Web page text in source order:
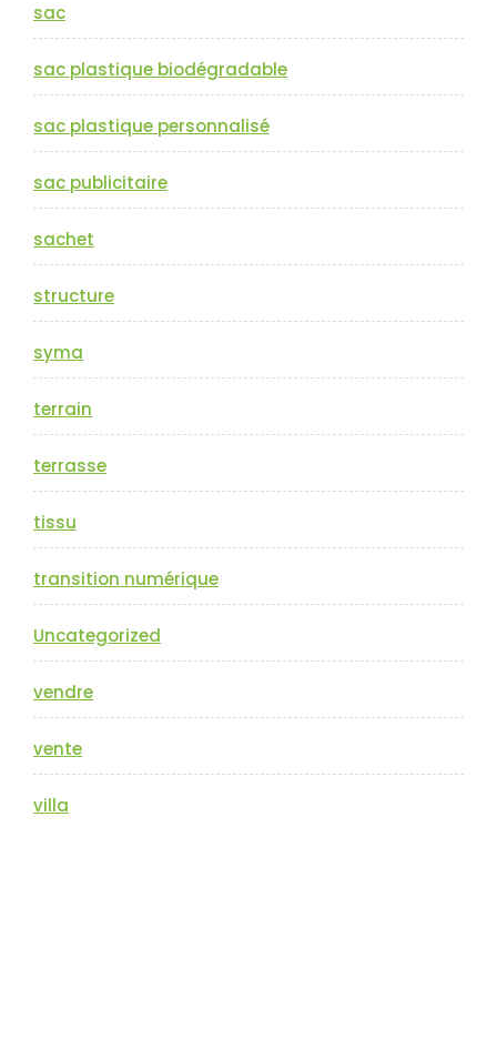
sac
sac plastique biodégradable
sac plastique personnalisé
sac publicitaire
sachet
structure
syma
terrain
terrasse
tissu
transition numérique
Uncategorized
vendre
vente
villa